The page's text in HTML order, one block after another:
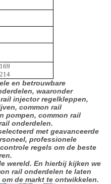
en betrouwbare
waaronder
injector regelkleppen,
common rail
pompen, common rail
onderdelen.
met geavanceerde
professionele
regels om de beste
wereld. En hierbij kijken we
rail onderdelen te laten
de markt te ontwikkelen.